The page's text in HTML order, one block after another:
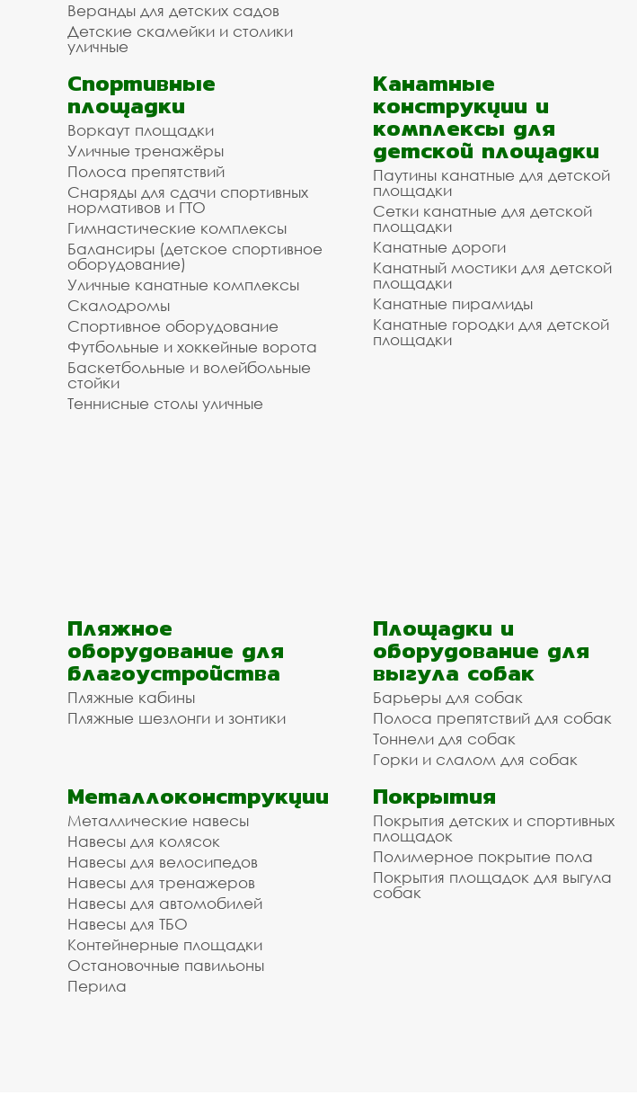
Веранды для детских садов
Детские скамейки и столики
уличные
Спортивные
площадки
Воркаут площадки
Уличные тренажёры
Полоса препятствий
Снаряды для сдачи спортивных
нормативов и ГТО
Гимнастические комплексы
Балансиры (детское спортивное
оборудование)
Уличные канатные комплексы
Скалодромы
Спортивное оборудование
Футбольные и хоккейные ворота
Баскетбольные и волейбольные
стойки
Теннисные столы уличные
Канатные
конструкции и
комплексы для
детской площадки
Паутины канатные для детской
площадки
Сетки канатные для детской
площадки
Канатные дороги
Канатный мостики для детской
площадки
Канатные пирамиды
Канатные городки для детской
площадки
Пляжное
оборудование для
благоустройства
Пляжные кабины
Пляжные шезлонги и зонтики
Площадки и
оборудование для
выгула собак
Барьеры для собак
Полоса препятствий для собак
Тоннели для собак
Горки и слалом для собак
Металлоконструкции
Металлические навесы
Навесы для колясок
Навесы для велосипедов
Навесы для тренажеров
Навесы для автомобилей
Навесы для ТБО
Контейнерные площадки
Остановочные павильоны
Перила
Покрытия
Покрытия детских и спортивных
площадок
Полимерное покрытие пола
Покрытия площадок для выгула
собак